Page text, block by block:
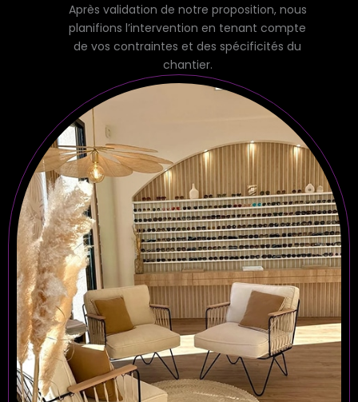
Après validation de notre proposition, nous
planifions l’intervention en tenant compte
de vos contraintes et des spécificités du
chantier.